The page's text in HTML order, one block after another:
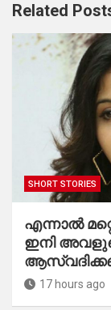
Related
SHORT STORIES
എന്നാൽ
ഇനി
17 hours ago